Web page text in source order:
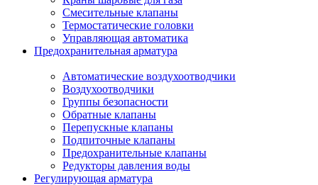
Смесительные клапаны
Термостатические головки
Управляющая автоматика
Предохранительная арматура
Автоматические воздухоотводчики
Воздухоотводчики
Группы безопасности
Обратные клапаны
Перепускные клапаны
Подпиточные клапаны
Предохранительные клапаны
Редукторы давления воды
Регулирующая арматура